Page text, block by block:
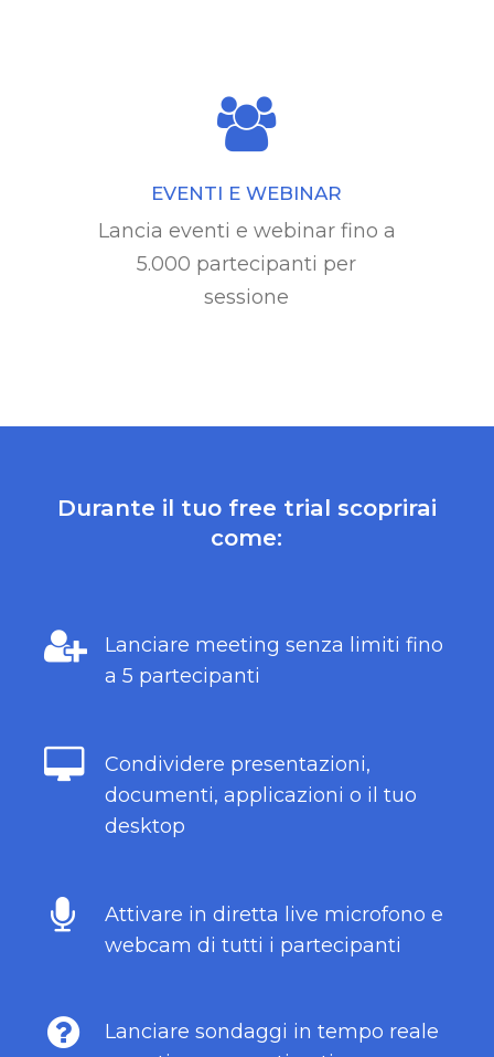
EVENTI E WEBINAR
Lancia eventi e webinar fino a
5.000 partecipanti per
sessione
Durante il tuo free trial scoprirai
come:
Lanciare meeting senza limiti fino
a 5 partecipanti
Condividere presentazioni,
documenti, applicazioni o il tuo
desktop
Attivare in diretta live microfono e
webcam di tutti i partecipanti
Lanciare sondaggi in tempo reale